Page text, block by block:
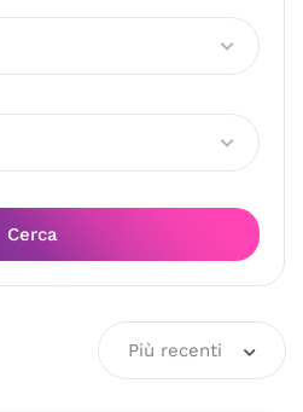
Cerca
Più recenti